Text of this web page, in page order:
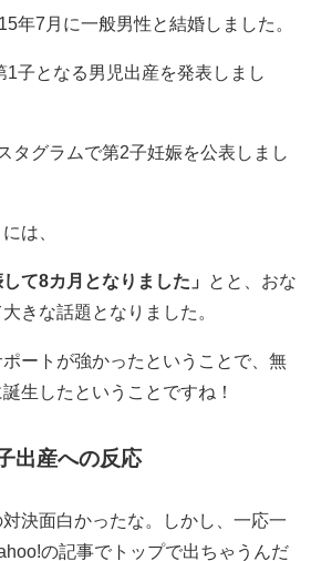
年7月に一般男性と結婚しました。
子となる男児出産を発表しまし
タグラムで第2子妊娠を公表しまし
は、
て8カ月となりました」
とと、おな
きな話題となりました。
ートが強かったということで、無
生したということですね！
出産への反応
決面白かったな。
しかし、一応一
の記事でトップで出ちゃうんだ